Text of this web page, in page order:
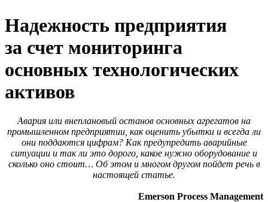
Надежность предприятия
за счет мониторинга
основных технологических
активов
Авария или внеплановый останов основных агрегатов на
промышленном предприятии, как оценить убытки и всегда ли
они поддаются цифрам? Как предупредить аварийные
ситуации и так ли это дорого, какое нужно оборудование и
сколько оно стоит… Об этом и многом другом пойдет речь в
настоящей статье.
Emerson Process Management